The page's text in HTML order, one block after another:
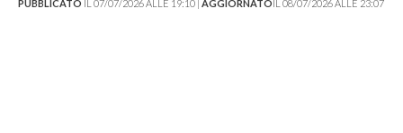
PUBBLICATO IL 07/07/2026 ALLE 19:10 | AGGIORNATOIL 08/07/2026 ALLE 23:07